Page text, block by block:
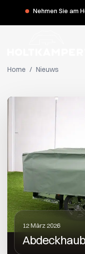
Nehmen Sie am
und
Home / Nieuws
12 März 2026